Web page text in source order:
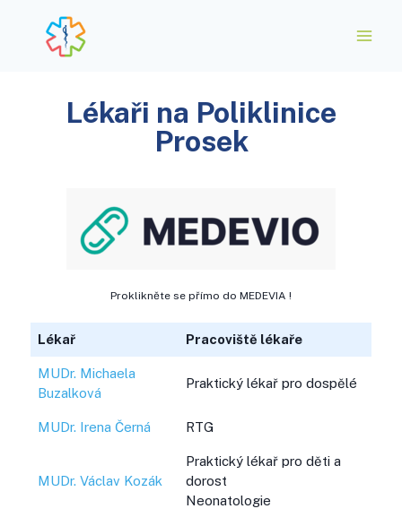
Lékaři na Poliklinice
Prosek
Proklikněte se přímo do MEDEVIA !
Lékař Pracoviště lékaře
MUDr. Michaela
Buzalková
Praktický lékař pro dospělé
MUDr. Irena Černá RTG
MUDr. Václav Kozák
Praktický lékař pro děti a
dorost
Neonatologie